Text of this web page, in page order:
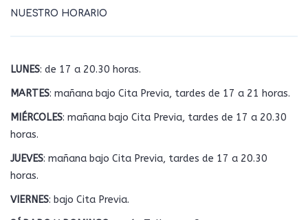
NUESTRO HORARIO
LUNES: de 17 a 20.30 horas.
MARTES: mañana bajo Cita Previa, tardes de 17 a 21 horas.
MIÉRCOLES: mañana bajo Cita Previa, tardes de 17 a 20.30
horas.
JUEVES: mañana bajo Cita Previa, tardes de 17 a 20.30
horas.
VIERNES: bajo Cita Previa.